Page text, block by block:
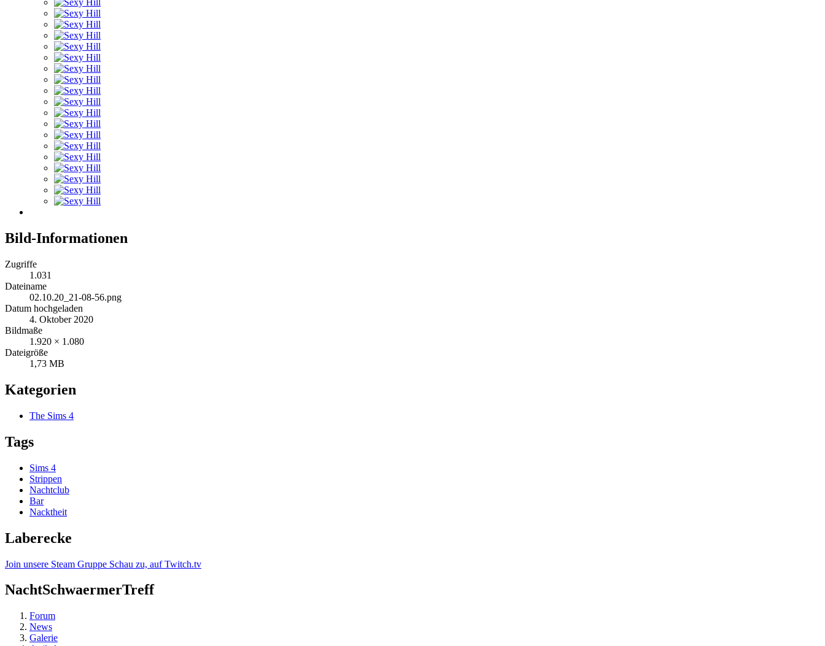
Bild-Informationen
Zugriffe
1.031
Dateiname
02.10.20_21-08-56.png
Datum hochgeladen
4. Oktober 2020
Bildmaße
1.920 × 1.080
Dateigröße
1,73 MB
Kategorien
The Sims 4
Tags
Sims 4
Strippen
Nachtclub
Bar
Nacktheit
Laberecke
Join unsere Steam Gruppe Schau zu, auf Twitch.tv
NachtSchwaermerTreff
Forum
News
Galerie